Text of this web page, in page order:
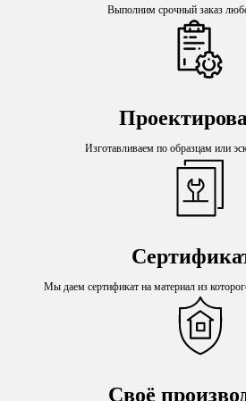
Выполним срочный заказ
Изготавливаем по образцам или
Мы даем сертификат на материал из
Своё